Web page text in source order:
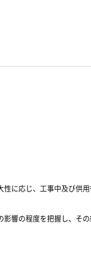
に応じ、工事中及び供
響の程度を把握し、そ